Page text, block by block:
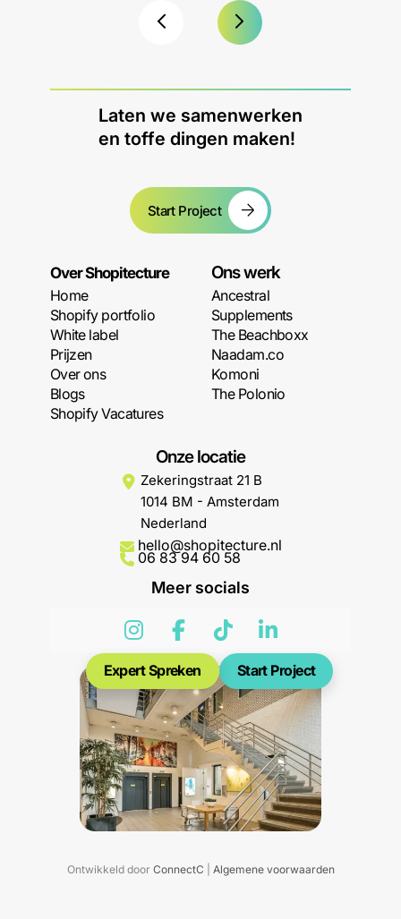
Laten we samenwerken
en toffe dingen maken!
Start Project
Over Shopitecture
Home
Shopify portfolio
White label
Prijzen
Over ons
Blogs
Shopify Vacatures
Ons werk
Ancestral
Supplements
The Beachboxx
Naadam.co
Komoni
The Polonio
Onze locatie
Zekeringstraat 21 B
1014 BM - Amsterdam
Nederland
hello@shopitecture.nl
06 83 94 60 58
Meer socials
Start Project
Expert Spreken
Ontwikkeld door ConnectC Algemene voorwaarden